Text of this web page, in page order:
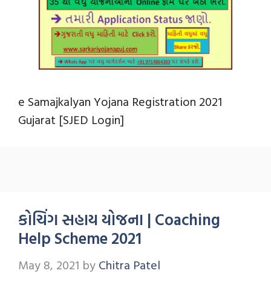
e Samajkalyan Yojana Registration 2021
Gujarat [SJED Login]
કોચિંગ સહાય યોજના | Coaching
Help Scheme 2021
May 8, 2021 by Chitra Patel